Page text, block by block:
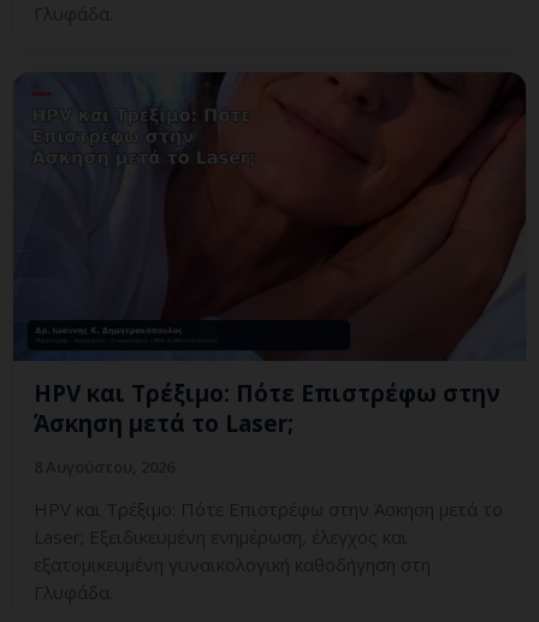
Γλυφάδα.
HPV και Τρέξιμο: Πότε Επιστρέφω στην
Άσκηση μετά το Laser;
HPV και Τρέξιμο: Πότε Επιστρέφω στην Άσκηση μετά το
Laser; Εξειδικευμένη ενημέρωση, έλεγχος και
εξατομικευμένη γυναικολογική καθοδήγηση στη
Γλυφάδα.